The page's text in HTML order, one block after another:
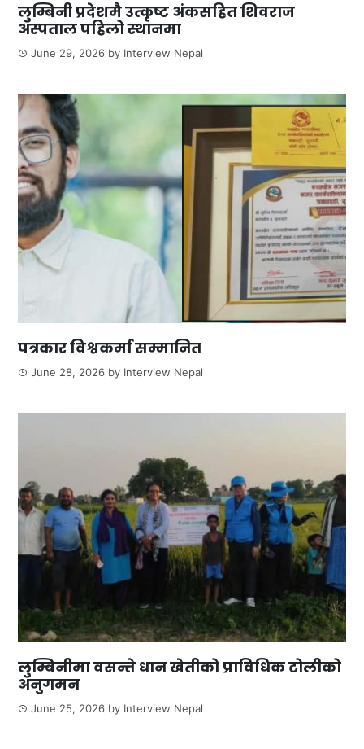
लुम्बिनी प्रदेशमै उत्कृष्ट अंकसहित शिवराज
अस्पताल पहिलो स्थानमा
June 29, 2026 by Interview Nepal
पत्रकार विश्वकर्मा सम्मानित
June 28, 2026 by Interview Nepal
लुम्बिनीमा वसन्ते धान खेतीको प्राविधिक टोलीको
अनुगमन
June 25, 2026 by Interview Nepal